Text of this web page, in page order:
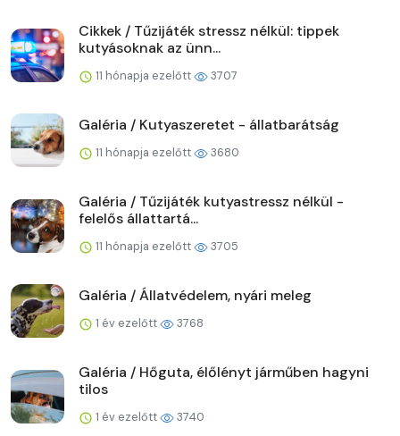
Cikkek / Tűzijáték stressz nélkül: tippek
kutyásoknak az ünn...
11 hónapja ezelőtt 3707
Galéria / Kutyaszeretet - állatbarátság
11 hónapja ezelőtt 3680
Galéria / Tűzijáték kutyastressz nélkül -
felelős állattartá...
11 hónapja ezelőtt 3705
Galéria / Állatvédelem, nyári meleg
1 év ezelőtt 3768
Galéria / Hőguta, élőlényt járműben hagyni
tilos
1 év ezelőtt 3740